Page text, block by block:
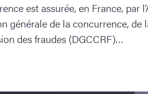
est assurée, en France, par
générale de la concurrence, de
des fraudes (DGCCRF)…